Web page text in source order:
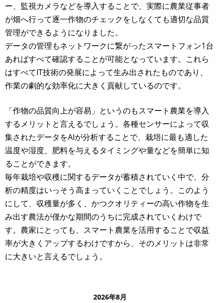
ー、監視カメラなどを導入することで、実際に農業従事者
が畑へ行って逐一作物のチェックをしなくても適切な品質
管理ができるようになりました。
データの管理もネットワークに繋がったスマートフォン1台
あればすべて確認することが可能となっています。これら
はすべてIT技術の発展によって生み出されたものであり、
作業の劇的な効率化に大きく貢献しているのです。
「作物の品質向上が容易」というのもスマート農業を導入
するメリットと言えるでしょう。各種センサーによって収
集されたデータをAIが分析することで、栽培に最も適した
温度や湿度、肥料を与えるタイミングや量などを簡単に知
ることができます。
毎年栽培や収穫に関するデータが蓄積されていく中で、分
析の精度はいっそう高まっていくことでしょう。このよう
にして、収穫量が多く、かつクオリティーの高い作物を生
み出す農法が僅かな期間のうちに完成されていくわけで
す。農家にとっても、スマート農業を活用することで収益
率が大きくアップするわけですから、そのメリットは非常
に大きいと言えるでしょう。
2026年8月